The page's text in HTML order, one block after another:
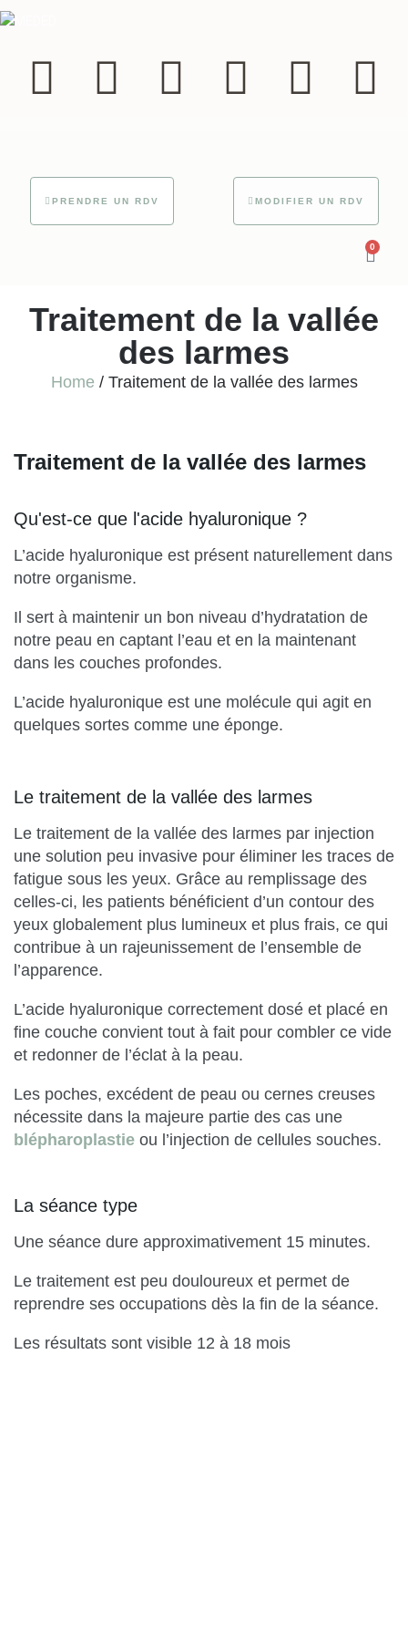
PRENDRE UN RDV MODIFIER UN RDV
0
Traitement de la vallée
des larmes
Home / Traitement de la vallée des larmes
Traitement de la vallée des larmes
Qu'est-ce que l'acide hyaluronique ?
L’acide hyaluronique est présent naturellement dans
notre organisme.
Il sert à maintenir un bon niveau d’hydratation de
notre peau en captant l’eau et en la maintenant
dans les couches profondes.
L’acide hyaluronique est une molécule qui agit en
quelques sortes comme une éponge.
Le traitement de la vallée des larmes
Le traitement de la vallée des larmes par injection
une solution peu invasive pour éliminer les traces de
fatigue sous les yeux. Grâce au remplissage des
celles-ci, les patients bénéficient d’un contour des
yeux globalement plus lumineux et plus frais, ce qui
contribue à un rajeunissement de l’ensemble de
l’apparence.
L’acide hyaluronique correctement dosé et placé en
fine couche convient tout à fait pour combler ce vide
et redonner de l’éclat à la peau.
Les poches, excédent de peau ou cernes creuses
nécessite dans la majeure partie des cas une
blépharoplastie ou l’injection de cellules souches.
La séance type
Une séance dure approximativement 15 minutes.
Le traitement est peu douloureux et permet de
reprendre ses occupations dès la fin de la séance.
Les résultats sont visible 12 à 18 mois